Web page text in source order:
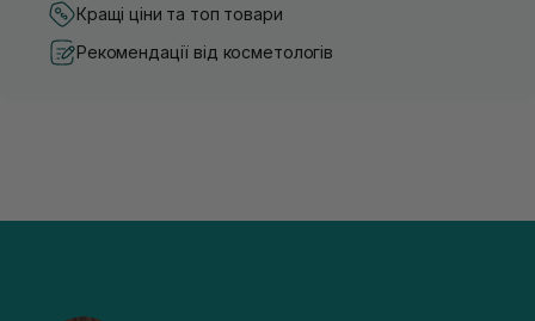
Кращі ціни та топ товари
Рекомендації від косметологів